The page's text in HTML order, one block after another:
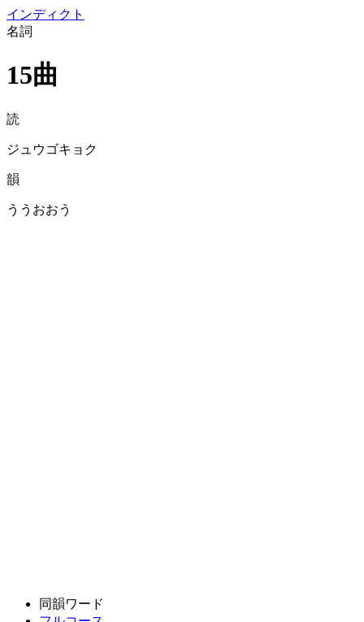
インディクト
名詞
15曲
読
ジュウゴキョク
韻
ううおおう
同韻ワード